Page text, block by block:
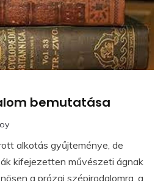
bemutatása
alkotás gyűjteménye, de
kifejezetten művészeti ágnak
a prózai szépirodalomra, a